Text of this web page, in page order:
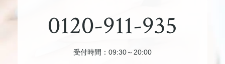
0120-911-935
受付時間：09:30～20:00